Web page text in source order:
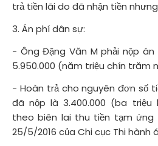
trả tiền lãi do đã nhận tiền
3. Án phí dân sự:
- Ông Đặng Văn M phải nộp
5.950.000 (năm triệu chín trăm
- Hoàn trả cho nguyên đơn số
đã nộp là 3.400.000 (ba
theo biên lai thu tiền tạm ứng
25/5/2016 của Chi cục Thi hành